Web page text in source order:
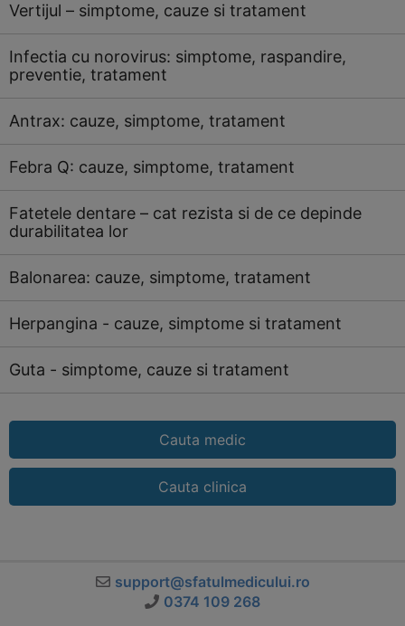
Vertijul – simptome, cauze si tratament
Infectia cu norovirus: simptome, raspandire,
preventie, tratament
Antrax: cauze, simptome, tratament
Febra Q: cauze, simptome, tratament
Fatetele dentare – cat rezista si de ce depinde
durabilitatea lor
Balonarea: cauze, simptome, tratament
Herpangina - cauze, simptome si tratament
Guta - simptome, cauze si tratament
Cauta medic
Cauta clinica
support@sfatulmedicului.ro
0374 109 268